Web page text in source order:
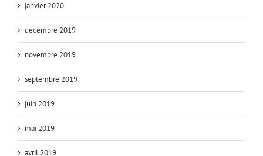
janvier 2020
décembre 2019
novembre 2019
septembre 2019
juin 2019
mai 2019
avril 2019